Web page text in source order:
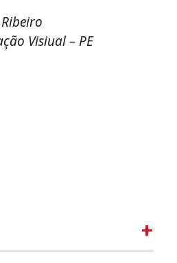
Visiual – PE